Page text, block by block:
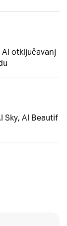
otključavanj
Sky, AI Beautif